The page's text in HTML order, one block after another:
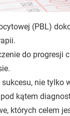
(PBL)
do progresji
nie tylko
kątem
których celem